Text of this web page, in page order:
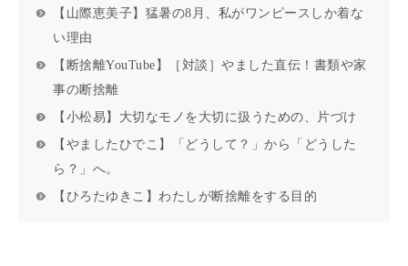
【山際恵美子】猛暑の8月、私がワンピースしか着な
い理由
【断捨離YouTube】［対談］やました直伝！書類や家
事の断捨離
【小松易】大切なモノを大切に扱うための、片づけ
【やましたひでこ】「どうして？」から「どうした
ら？」へ。
【ひろたゆきこ】わたしが断捨離をする目的